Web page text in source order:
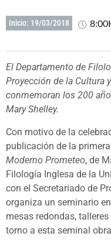
Inicio: 19/03/2018
El Departamento de
Proyección de la Cultura
conmemoran los 200
Mary Shelley.
Con motivo de la
publicación de la
Moderno Prometeo, de
Filología Inglesa de la
con el Secretariado de
organiza un seminario
mesas redondas,
torno a esta seminal